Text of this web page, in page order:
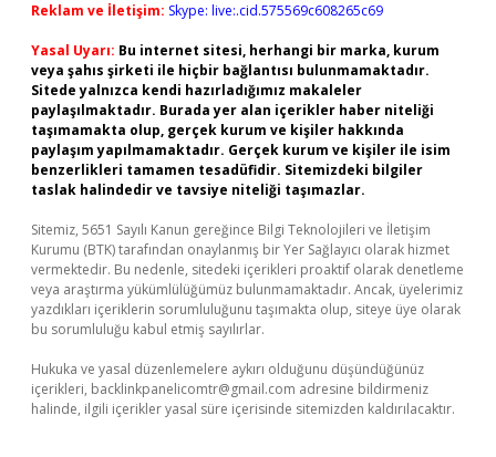
Reklam ve İletişim: Skype: live:.cid.575569c608265c69
Yasal Uyarı: Bu internet sitesi, herhangi bir marka, kurum
veya şahıs şirketi ile hiçbir bağlantısı bulunmamaktadır.
Sitede yalnızca kendi hazırladığımız makaleler
paylaşılmaktadır. Burada yer alan içerikler haber niteliği
taşımamakta olup, gerçek kurum ve kişiler hakkında
paylaşım yapılmamaktadır. Gerçek kurum ve kişiler ile isim
benzerlikleri tamamen tesadüfidir. Sitemizdeki bilgiler
taslak halindedir ve tavsiye niteliği taşımazlar.
Sitemiz, 5651 Sayılı Kanun gereğince Bilgi Teknolojileri ve İletişim
Kurumu (BTK) tarafından onaylanmış bir Yer Sağlayıcı olarak hizmet
vermektedir. Bu nedenle, sitedeki içerikleri proaktif olarak denetleme
veya araştırma yükümlülüğümüz bulunmamaktadır. Ancak, üyelerimiz
yazdıkları içeriklerin sorumluluğunu taşımakta olup, siteye üye olarak
bu sorumluluğu kabul etmiş sayılırlar.
Hukuka ve yasal düzenlemelere aykırı olduğunu düşündüğünüz
içerikleri, backlinkpanelicomtr@gmail.com adresine bildirmeniz
halinde, ilgili içerikler yasal süre içerisinde sitemizden kaldırılacaktır.